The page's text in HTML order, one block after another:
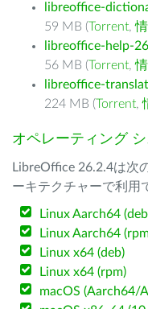
libreoffice-
59 MB (Torrent,
libreoffice-help-
56 MB (Torrent,
libreoffice-
224 MB (Torrent,
オペレーティング
LibreOffice 26.2.4は次
ーキテクチャーで利用
Linux Aarch64
Linux Aarch64
Linux x64 (deb)
Linux x64 (rpm)
macOS (Aarch64/